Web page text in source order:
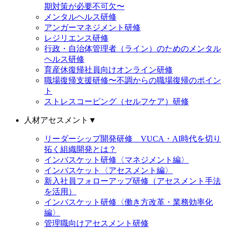
期対策が必要不可欠〜
メンタルヘルス研修
アンガーマネジメント研修
レジリエンス研修
行政・自治体管理者（ライン）のためのメンタル
ヘルス研修
育産休復帰社員向けオンライン研修
職場復帰支援研修〜不調からの職場復帰のポイン
ト
ストレスコーピング（セルフケア）研修
人材アセスメント ▼
リーダーシップ開発研修 VUCA・AI時代を切り
拓く組織開発とは？
インバスケット研修〈マネジメント編〉
インバスケット〈アセスメント編〉
新入社員フォローアップ研修（アセスメント手法
を活用）
インバスケット研修〈働き方改革・業務効率化
編〉
管理職向けアセスメント研修